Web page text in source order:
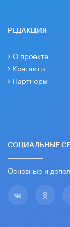
РЕДАКЦИЯ
О проекте
Контакты
Партнеры
СОЦИАЛЬНЫЕ
Основные и